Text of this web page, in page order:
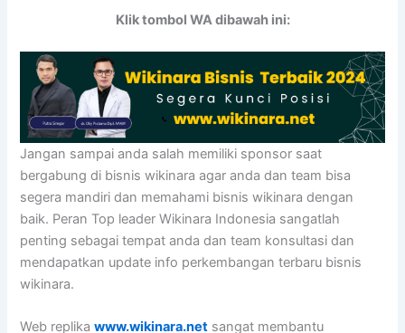
Klik tombol WA dibawah ini:
Jangan sampai anda salah memiliki sponsor saat
bergabung di bisnis wikinara agar anda dan team bisa
segera mandiri dan memahami bisnis wikinara dengan
baik. Peran Top leader Wikinara Indonesia sangatlah
penting sebagai tempat anda dan team konsultasi dan
mendapatkan update info perkembangan terbaru bisnis
wikinara.
Web replikawww.wikinara.net sangat membantu